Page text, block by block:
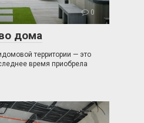
0
дома
территории — это
время приобрела